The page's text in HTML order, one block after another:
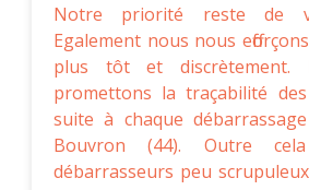
Notre priorité reste de
Egalement nous nous
plus tôt et discrètement.
promettons la traçabilité
suite à chaque
Bouvron (44). Outre
débarrasseurs peu